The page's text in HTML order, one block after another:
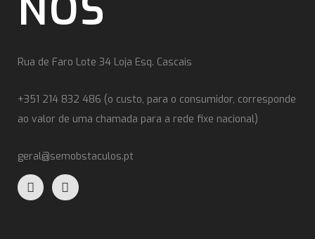
Rua de Faro Lote 34 Loja Esq. Cascais
+351 214 832 486 (o custo, para o consumidor, corresponde
ao valor de uma chamada para a rede fixe nacional)
geral@semobstaculos.pt